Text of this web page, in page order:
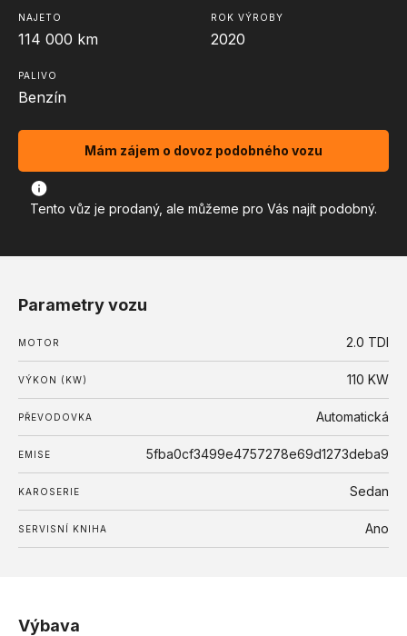
NAJETO
114 000 km
ROK VÝROBY
2020
PALIVO
Benzín
Mám zájem o dovoz podobného vozu
Tento vůz je prodaný, ale můžeme pro Vás najít podobný.
Parametry vozu
MOTOR 2.0 TDI
VÝKON (KW) 110 KW
PŘEVODOVKA Automatická
EMISE 5fba0cf3499e4757278e69d1273deba9
KAROSERIE Sedan
SERVISNÍ KNIHA Ano
Výbava